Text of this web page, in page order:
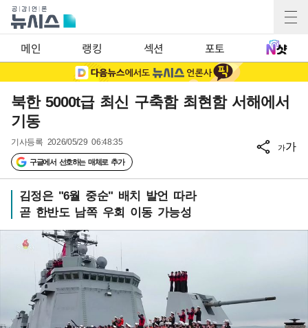
메인 랭킹 섹션 포토
북한 5000t급 최신 구축함 최현함 서해에서
기동
기사등록 2026/05/29 06:48:35
구글에서 선호하는 매체로 추가
가가
김정은 "6월 중순" 배치 발언 따라
곧 한반도 남쪽 우회 이동 가능성